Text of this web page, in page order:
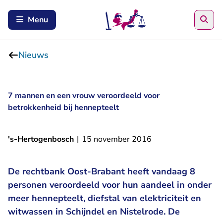
Menu
Nieuws
7 mannen en een vrouw veroordeeld voor
betrokkenheid bij hennepteelt
's-Hertogenbosch | 15 november 2016
De rechtbank Oost-Brabant heeft vandaag 8
personen veroordeeld voor hun aandeel in onder
meer hennepteelt, diefstal van elektriciteit en
witwassen in Schijndel en Nistelrode. De